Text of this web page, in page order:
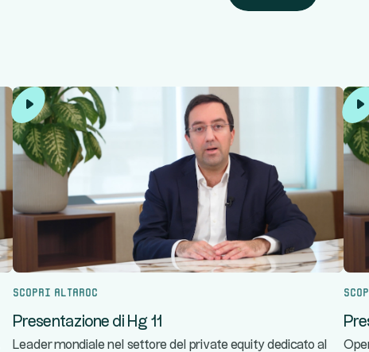
Scopri Altaroc
Presentazione di Hg 11
Leader mondiale nel settore del private equity dedicato al